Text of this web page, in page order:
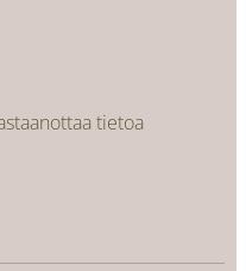
tietoa